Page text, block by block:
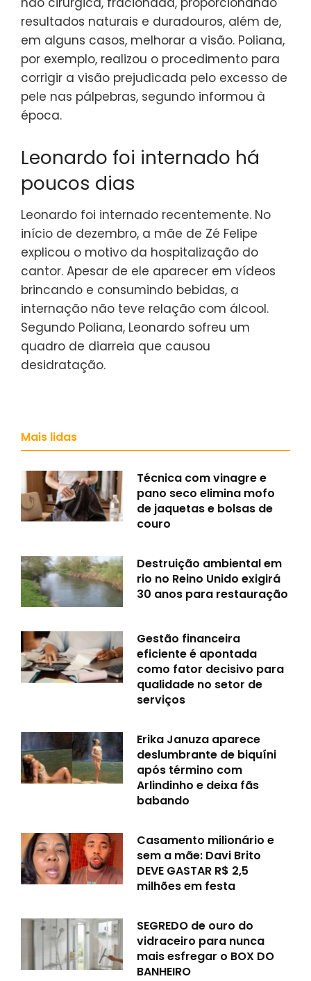
resultados naturais e duradouros, além de,
em alguns casos, melhorar a visão. Poliana,
por exemplo, realizou o procedimento para
corrigir a visão prejudicada pelo excesso de
pele nas pálpebras, segundo informou à
época.
Leonardo foi internado há
poucos dias
Leonardo foi internado recentemente. No
início de dezembro, a mãe de Zé Felipe
explicou o motivo da hospitalização do
cantor. Apesar de ele aparecer em vídeos
brincando e consumindo bebidas, a
internação não teve relação com álcool.
Segundo Poliana, Leonardo sofreu um
quadro de diarreia que causou
desidratação.
Mais lidas
Técnica com vinagre e
pano seco elimina mofo
de jaquetas e bolsas de
couro
Destruição ambiental em
rio no Reino Unido exigirá
30 anos para restauração
Gestão financeira
eficiente é apontada
como fator decisivo para
qualidade no setor de
serviços
Erika Januza aparece
deslumbrante de biquíni
após término com
Arlindinho e deixa fãs
babando
Casamento milionário e
sem a mãe: Davi Brito
DEVE GASTAR R$ 2,5
milhões em festa
SEGREDO de ouro do
vidraceiro para nunca
mais esfregar o BOX DO
BANHEIRO